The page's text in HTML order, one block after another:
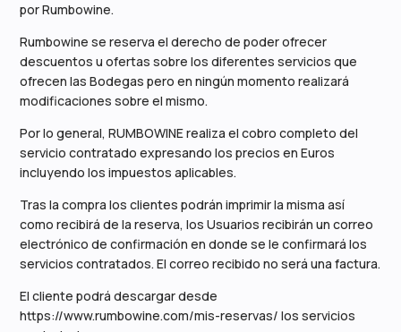
por Rumbowine.
Rumbowine se reserva el derecho de poder ofrecer
descuentos u ofertas sobre los diferentes servicios que
ofrecen las Bodegas pero en ningún momento realizará
modificaciones sobre el mismo.
Por lo general, RUMBOWINE realiza el cobro completo del
servicio contratado expresando los precios en Euros
incluyendo los impuestos aplicables.
Tras la compra los clientes podrán imprimir la misma así
como recibirá de la reserva, los Usuarios recibirán un correo
electrónico de confirmación en donde se le confirmará los
servicios contratados. El correo recibido no será una factura.
El cliente podrá descargar desde
https://www.rumbowine.com/mis-reservas/ los servicios